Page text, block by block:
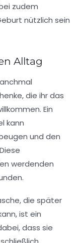
zudem
nützlich sein
Alltag
die ihr das
Ein
kann
und den
werdenden
die später
ist ein
dass sie